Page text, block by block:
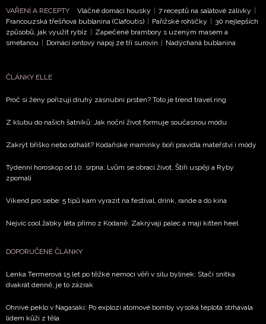
VAŘENÍ A RECEPTY Vláčné domácí housky | 7 receptů na salátové zálivky |
Francouzská třešňová bublanina (Clafoutis) | Pařížské rohlíčky | 30 nejlepších
způsobů, jak využít rybíz | Zapečené brambory s uzeným masem a
smetanou | Domácí iontový nápoj ze tří surovin | Nadýchaná bublanina
ČLÁNKY ELLE
Proč si ženy pořizují druhý zásnubní prsten? Toto je trend travel ring
Z klubu do našich šatníků: Jak noční život formuje současnou módu
Zakrýt bříško nebo odhalit? Kodaňské maminky boří pravidla mateřství i módy
Týdenní horoskop od 10. srpna: Lvům se obrací život, Štíři uspějí a Ryby
zpomalí
Víkend pro sebe: 5 tipů kam vyrazit na festival, drink, rande a do kina
Nejvíc cool žabky léta přímo z Kodaně. Zakrývají palec a mají kitten heel
DOPORUČENÉ ČLÁNKY
Lenka Termerová 15 let po těžké nemoci věří v sílu bylinek: Stačí snítka
dvakrát denně, je to zázrak
Ohnivé peklo v Nagasaki: Po explozi atomové bomby vysoká teplota strhávala
lidem kůži z těla